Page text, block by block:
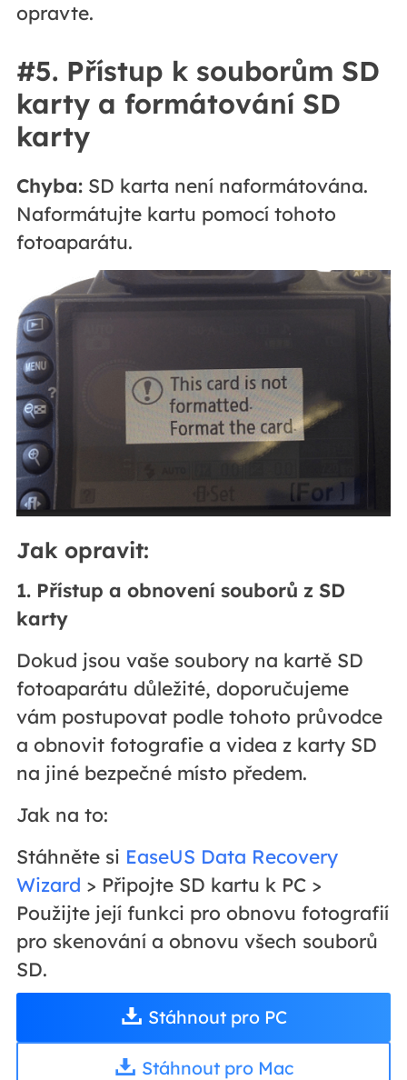
opravte.
#5. Přístup k souborům SD
karty a formátování SD
karty
Chyba:SD karta není naformátována.
Naformátujte kartu pomocí tohoto
fotoaparátu.
Jak opravit:
1. Přístup a obnovení souborů z SD
karty
Dokud jsou vaše soubory na kartě SD
fotoaparátu důležité, doporučujeme
vám postupovat podle tohoto průvodce
a obnovit fotografie a videa z karty SD
na jiné bezpečné místo předem.
Jak na to:
Stáhněte si EaseUS Data Recovery
Wizard > Připojte SD kartu k PC >
Použijte její funkci pro obnovu fotografií
pro skenování a obnovu všech souborů
SD.
Stáhnout pro PC
Stáhnout pro Mac